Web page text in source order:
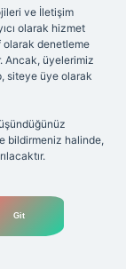
ve İletişim
olarak hizmet
denetleme
Ancak, üyelerimiz
siteye üye olarak
bildirmeniz halinde,